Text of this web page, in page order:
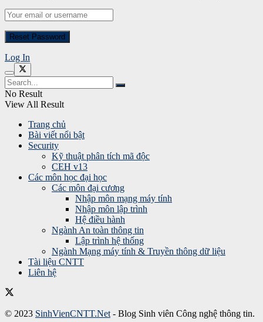
Log In
No Result
View All Result
Trang chủ
Bài viết nổi bật
Security
Kỹ thuật phân tích mã độc
CEH v13
Các môn học đại học
Các môn đại cương
Nhập môn mạng máy tính
Nhập môn lập trình
Hệ điều hành
Ngành An toàn thông tin
Lập trình hệ thống
Ngành Mạng máy tính & Truyền thông dữ liệu
Tài liệu CNTT
Liên hệ
© 2023 SinhVienCNTT.Net - Blog Sinh viên Công nghệ thông tin.